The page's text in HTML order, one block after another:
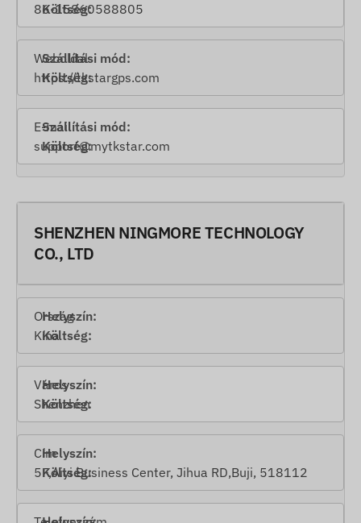
86-15860588805
Weboldal
https://tkstargps.com
E-mail
support@mytkstar.com
SHENZHEN NINGMORE TECHNOLOGY
CO., LTD
Ország
Kína
Város
Shenzhen
Cím
5F,Aiyi Business Center, Jihua RD,Buji, 518112